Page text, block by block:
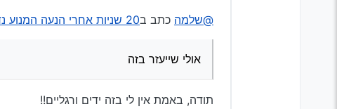
@שלמה כתב ב20 שניות אחרי הנעה המנוע נדמם..
אולי שייעזר בזה
תודה, באמת אין לי בזה ידים ורגליים!!